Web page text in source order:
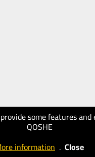
some features and
QOSHE
information . Close